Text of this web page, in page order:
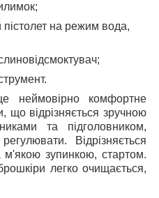
пістолет на режим вода,
комфортне
що відрізняється зручною
та підголовником,
Відрізняється
м'якою зупинкою, стартом.
легко очищається,